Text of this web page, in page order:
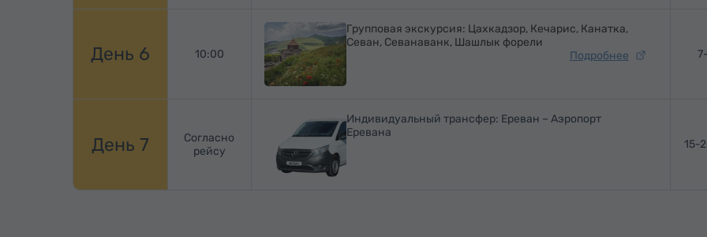
День 6 10:00
Групповая экскурсия: Цахкадзор, Кечарис, Канатка,
Севан, Севанаванк, Шашлык форели
Подробнее
День 7
Согласно
рейсу
Индивидуальный трансфер: Ереван – Аэропорт
Еревана
15-